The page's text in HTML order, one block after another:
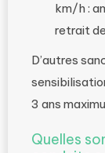
km/h :
retrait
D’autres
3 ans
Quelles